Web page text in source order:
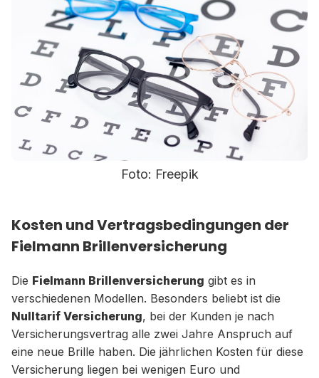
Foto: Freepik
Kosten und Vertragsbedingungen der
Fielmann Brillenversicherung
Die Fielmann Brillenversicherung gibt es in
verschiedenen Modellen. Besonders beliebt ist die
Nulltarif Versicherung, bei der Kunden je nach
Versicherungsvertrag alle zwei Jahre Anspruch auf
eine neue Brille haben. Die jährlichen Kosten für diese
Versicherung liegen bei wenigen Euro und